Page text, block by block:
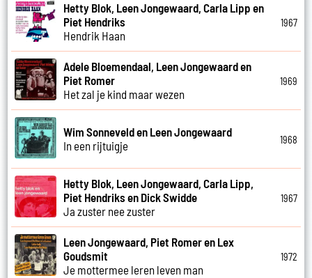
Hetty Blok, Leen Jongewaard, Carla Lipp en
Piet Hendriks
Hendrik Haan
1967
Adele Bloemendaal, Leen Jongewaard en
Piet Romer
Het zal je kind maar wezen
1969
Wim Sonneveld en Leen Jongewaard
In een rijtuigje
1968
Hetty Blok, Leen Jongewaard, Carla Lipp,
Piet Hendriks en Dick Swidde
Ja zuster nee zuster
1967
Leen Jongewaard, Piet Romer en Lex
Goudsmit
Je mottermee leren leven man
1972